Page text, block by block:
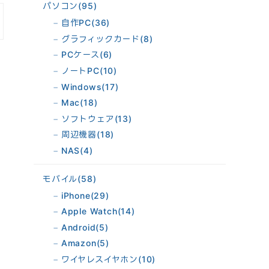
パソコン(95)
自作PC(36)
グラフィックカード (8)
PCケース(6)
ノートPC(10)
Windows(17)
Mac(18)
ソフトウェア (13)
周辺機器(18)
NAS(4)
モバイル(58)
iPhone(29)
Apple Watch(14)
Android(5)
Amazon(5)
ワイヤレスイヤホン(10)